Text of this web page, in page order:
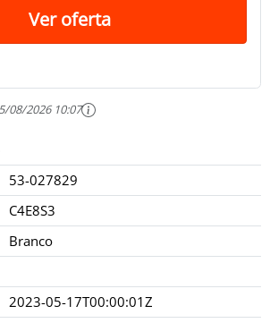
Ver oferta
08/2026 10:07
53-027829
C4E8S3
Branco
2023-05-17T00:00:01Z